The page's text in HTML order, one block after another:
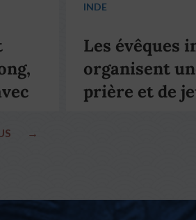
→
INDE
Les évêques
organisent
prière et de